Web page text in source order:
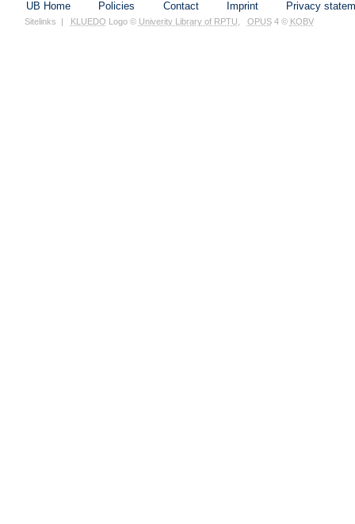
UB Home Policies Contact Imprint Privacy
Sitelinks | KLUEDO Logo © Univerity Library of RPTU OPUS4 © KOBV